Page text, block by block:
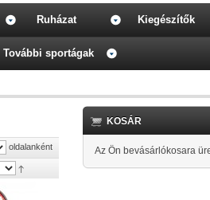
Ruházat Kiegészítők
További sportágak
oldalanként
KOSÁR
Az Ön bevásárlókosara